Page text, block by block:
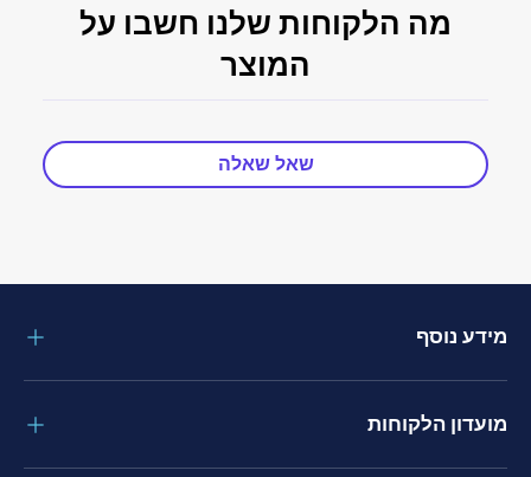
מה הלקוחות שלנו חשבו על
המוצר
שאל שאלה
מידע נוסף
מועדון הלקוחות